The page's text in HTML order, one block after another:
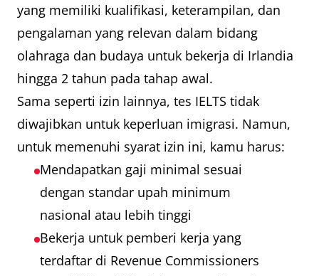
yang memiliki kualifikasi, keterampilan, dan
pengalaman yang relevan dalam bidang
olahraga dan budaya untuk bekerja di Irlandia
hingga 2 tahun pada tahap awal.
Sama seperti izin lainnya, tes IELTS tidak
diwajibkan untuk keperluan imigrasi. Namun,
untuk memenuhi syarat izin ini, kamu harus:
Mendapatkan gaji minimal sesuai
dengan standar upah minimum
nasional atau lebih tinggi
Bekerja untuk pemberi kerja yang
terdaftar di Revenue Commissioners